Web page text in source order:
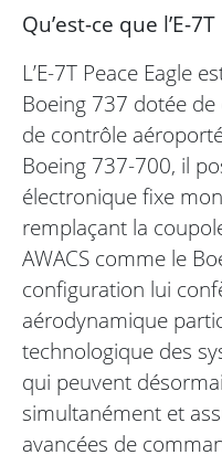
Qu’est-ce que l’E-
L’E-7T Peace Eagle
Boeing 737 dotée
de contrôle
Boeing 737-700, il
électronique fixe
remplaçant la
AWACS comme le
configuration lui
aérodynamique
technologique des
qui peuvent
simultanément et
avancées de